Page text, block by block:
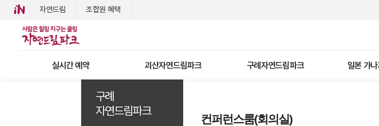
자연드림 조합원 혜택
실시간 예약 괴산자연드림파크 구례자연드림파크 일본 가
구례
자연드림파크
컨퍼런스룸(회의실)